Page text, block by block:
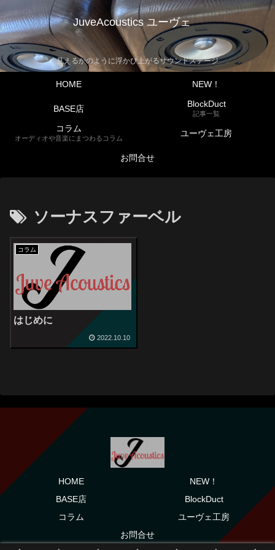
JuveAcoustics ユーヴェ
見えるかのように浮かび上がるサウンドステージ
HOME NEW！
BASE店 BlockDuct
記事一覧
コラム
オーディオや音楽にまつわるコラム ユーヴェ工房
お問合せ
ソーナスファーベル
コラム
はじめに
2022.10.10
HOME
NEW！
BASE店
BlockDuct
コラム
ユーヴェ工房
お問合せ